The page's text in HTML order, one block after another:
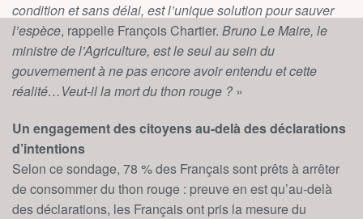
condition et sans délai, est l’unique solution pour sauver
l’espèce, rappelle François Chartier. Bruno Le Maire, le
ministre de l’Agriculture, est le seul au sein du
gouvernement à ne pas encore avoir entendu et cette
réalité…Veut-il la mort du thon rouge ? »
Un engagement des citoyens au-delà des déclarations
d’intentions
Selon ce sondage, 78 % des Français sont prêts à arrêter
de consommer du thon rouge : preuve en est qu’au-delà
des déclarations, les Français ont pris la mesure du